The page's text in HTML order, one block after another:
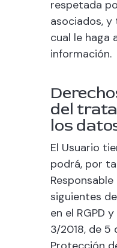
respetada
asociados,
cual le haga
información.
del
los
El Usuario
podrá, por
siguientes
en el RGPD
3/2018, de 5